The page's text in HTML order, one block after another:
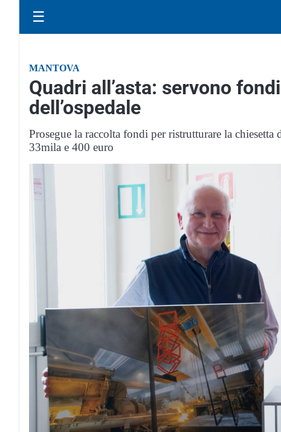
☰
MANTOVA
Quadri all’asta: servono
dell’ospedale
Prosegue la raccolta fondi per ristrutturare la
33mila e 400 euro